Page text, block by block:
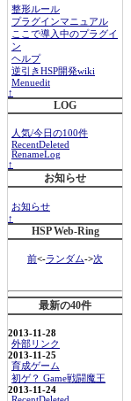
整形ルール
プラグインマニュアル
ここで導入中のプラグイ
ン
ヘルプ
逆引きHSP開発wiki
Menuedit
↑
LOG
人気/今日の100件
RecentDeleted
RenameLog
↑
お知らせ
お知らせ
↑
HSP Web-Ring
前<-ランダム->次
最新の40件
2013-11-28
外部リンク
2013-11-25
育成ゲーム
初ゲ？ Game戦闘魔王
2013-11-24